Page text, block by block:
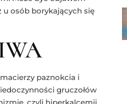
u osób borykających się
paznokcia i
gruczołów